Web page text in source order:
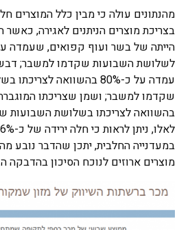
מהנתונים עולה כי מבין כלל המוצרים
בצריכת מוצרים הניתנים לאגירה, כאשר
לשלושת השבועות שקדמו למשבר;
עמדה על כ-80% בהשוואה
בהשוואה לצריכתו בשלושת השבועות
במעדנייה החלבית, יתכן שהדבר נובע
מוצרים ארוזים לנוכח הסיכון בהדבקה